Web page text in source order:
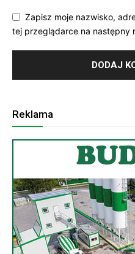
Zapisz moje nazwisko,
tej przeglądarce na następny
Reklama